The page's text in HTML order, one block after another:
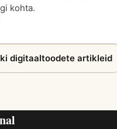
kohta.
digitaaltoodete artikleid